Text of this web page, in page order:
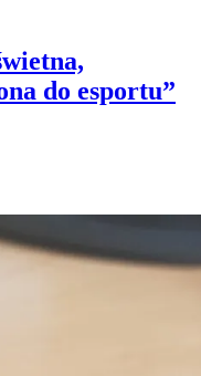
do esportu”